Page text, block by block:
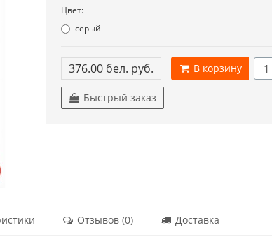
Цвет:
серый
376.00 бел. руб. В корзину
Быстрый заказ
Отзывов (0) Доставка